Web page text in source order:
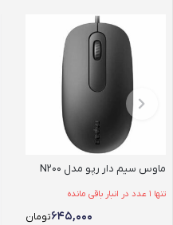
ماوس سیم دار رپو مدل N200
تنها 1 عدد در انبار باقی مانده
۶۴۵,۰۰۰تومان